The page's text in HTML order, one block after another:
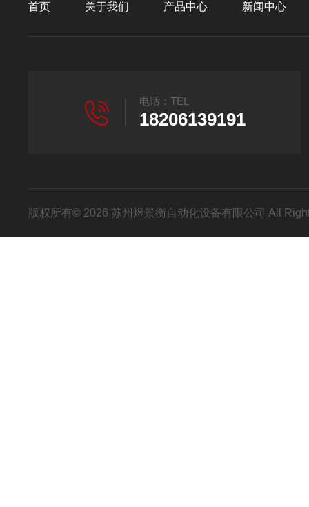
首页 关于我们 产品中心 新闻中心
电话：TEL
18206139191
版权所有© 2026 苏州煜景衡自动化设备有限公司 All